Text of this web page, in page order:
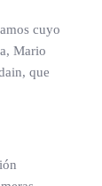
cuyo
Mario
que